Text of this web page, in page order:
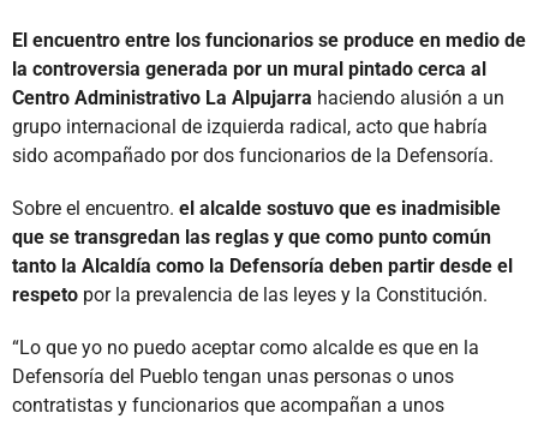
El encuentro entre los funcionarios se produce en medio de
la controversia generada por un mural pintado cerca al
Centro Administrativo La Alpujarra haciendo alusión a un
grupo internacional de izquierda radical, acto que habría
sido acompañado por dos funcionarios de la Defensoría.
Sobre el encuentro. el alcalde sostuvo que es inadmisible
que se transgredan las reglas y que como punto común
tanto la Alcaldía como la Defensoría deben partir desde el
respeto por la prevalencia de las leyes y la Constitución.
“Lo que yo no puedo aceptar como alcalde es que en la
Defensoría del Pueblo tengan unas personas o unos
contratistas y funcionarios que acompañan a unos